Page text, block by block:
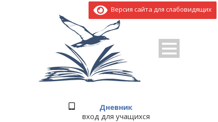
Дневник
вход для учащихся
Версия сайта для слабовидящих